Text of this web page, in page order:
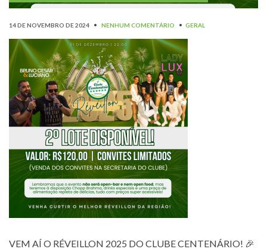
14 DE NOVEMBRO DE 2024 • NENHUM COMENTÁRIO • GERAL
VEM AÍ O RÉVEILLON 2025 DO CLUBE CENTENÁRIO! 🎉